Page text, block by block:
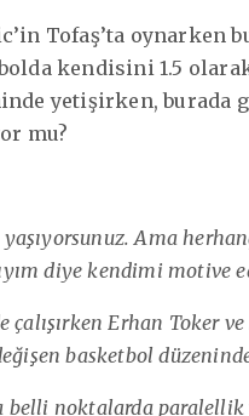
Tofaş’ta oynarken
kendisini 1.5
yetişirken, burada
mu?
yaşıyorsunuz. Ama
diye kendimi motive
Erhan Toker ve
basketbol
belli noktalarda paralellik